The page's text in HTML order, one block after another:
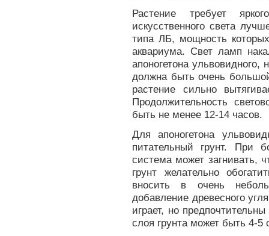
Растение требует
искусственного света
типа ЛБ, мощность
аквариума. Свет ламп
апоногетона
должна быть очень
растение сильно
Продолжительность
быть не менее 12-14 часов.
Для апоногетона
питательный грунт. При
система может загнивать,
грунт желательно
вносить в очень
добавление древесного
играет, но
слоя грунта может быть 4-